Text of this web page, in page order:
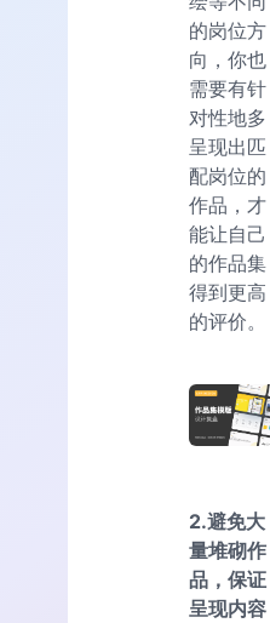
的岗位方
向，你也
需要有针
对性地多
呈现出匹
配岗位的
作品，才
能让自己
的作品集
得到更高
的评价。
2.避免大
量堆砌作
品，保证
呈现内容